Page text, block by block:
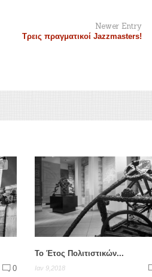
Newer Entry
Τρεις πραγματικοί Jazzmasters!
0
Το Έτος Πολιτιστικών...
Ιαν 9,2018